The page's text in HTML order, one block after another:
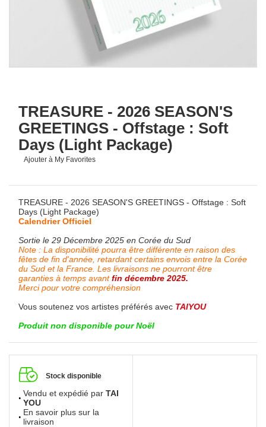
TREASURE - 2026 SEASON'S
GREETINGS - Offstage : Soft
Days (Light Package)
Ajouter à My Favorites
TREASURE - 2026 SEASON'S GREETINGS - Offstage : Soft
Days (Light Package)
Calendrier Officiel
Sortie le 29 Décembre 2025 en Corée du Sud
Note : La disponibilité pourra être différente en raison des
fêtes de fin d'année, retardant certains envois entre la Corée
du Sud et la France. Les livraisons ne pourront être
garanties à temps avantfin décembre 2025.
Merci pour votre compréhension
Vous soutenez vos artistes préférés avec TAIYOU
Produit non disponible pour Noël
Stock disponible
Vendu et expédié par TAI
YOU
En savoir plus sur la
livraison